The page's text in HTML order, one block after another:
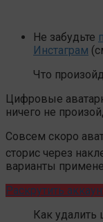
Не забудьте
Инстаграм
Что
Цифровые
ничего не
Совсем скоро
сторис через
варианты
Раскрутить
Как удалить